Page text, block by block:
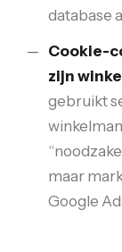
database
Cookie-
zijn
gebruikt
maar
Google